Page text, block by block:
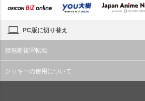
PC版に切り替え
禁無断複写転載
クッキーの使用について